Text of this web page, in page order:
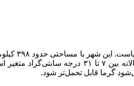
با جمعیتی
مدیترانه‌ای با تابستان‌های گرم و مرطوب و
گرما قابل تحمل‌تر شود.